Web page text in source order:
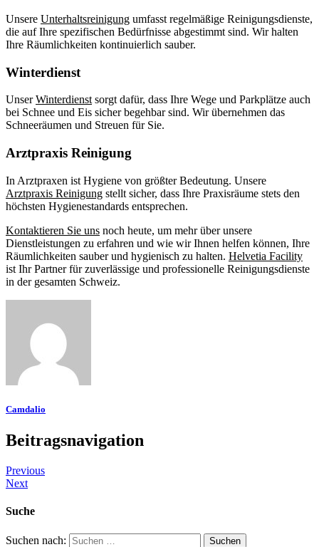
Unsere Unterhaltsreinigung umfasst regelmäßige Reinigungsdienste,
die auf Ihre spezifischen Bedürfnisse abgestimmt sind. Wir halten
Ihre Räumlichkeiten kontinuierlich sauber.
Winterdienst
UnserWinterdienst sorgt dafür, dass Ihre Wege und Parkplätze auch
bei Schnee und Eis sicher begehbar sind. Wir übernehmen das
Schneeräumen und Streuen für Sie.
Arztpraxis Reinigung
In Arztpraxen ist Hygiene von größter Bedeutung. Unsere
Arztpraxis Reinigung stellt sicher, dass Ihre Praxisräume stets den
höchsten Hygienestandards entsprechen.
Kontaktieren Sie uns noch heute, um mehr über unsere
Dienstleistungen zu erfahren und wie wir Ihnen helfen können, Ihre
Räumlichkeiten sauber und hygienisch zu halten. Helvetia Facility
ist Ihr Partner für zuverlässige und professionelle Reinigungsdienste
in der gesamten Schweiz.
Camdalio
Beitragsnavigation
Previous
Next
Suche
Suchen nach: